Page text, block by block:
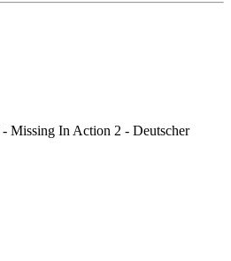
Missing In Action 2 - Deutscher